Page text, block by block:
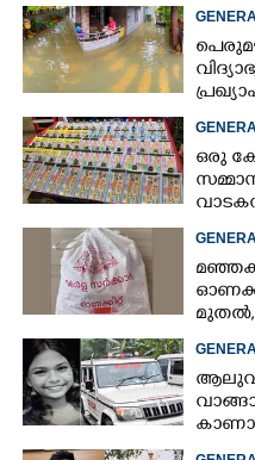
ഒരു
മുതൽ,